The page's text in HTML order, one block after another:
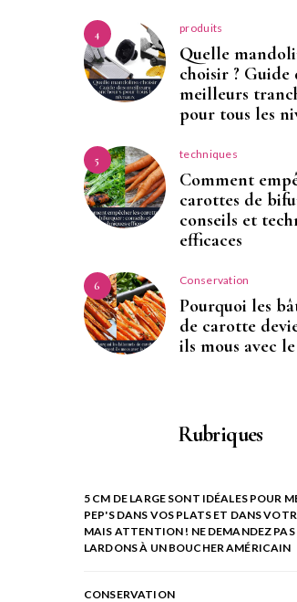
4 produits
Quelle
choisir ? Guide
meilleurs
pour tous les
5 techniques
Comment
carottes de
conseils et
efficaces
6 Conservation
Pourquoi les
de carotte
ils mous avec
Rubriques
5 CM DE LARGE SONT IDÉALES POUR
PEP'S DANS VOS PLATS ET DANS
MAIS ATTENTION ! NE DEMANDEZ PAS
LARDONS À UN BOUCHER AMÉRICAIN
CONSERVATION